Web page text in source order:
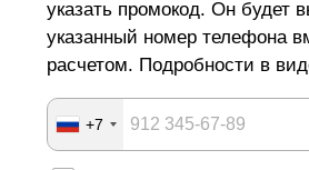
указать промокод. Он будет
указанный номер телефона
расчетом. Подробности в
+7